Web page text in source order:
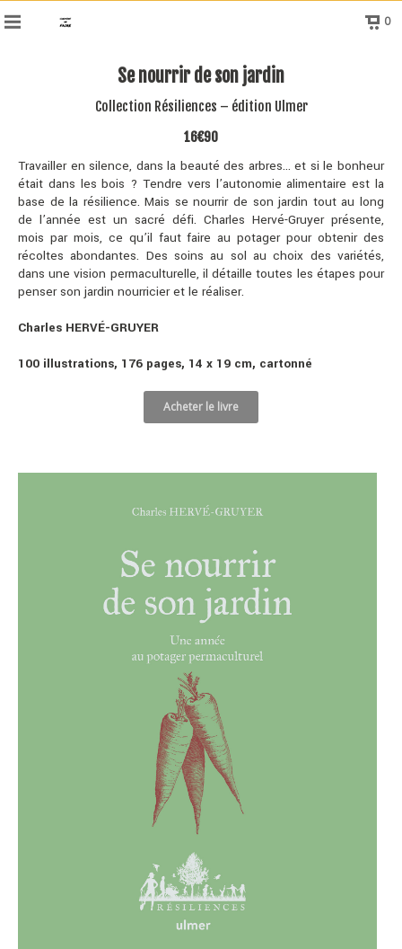
0
Se nourrir de son jardin
Collection Résiliences – édition Ulmer
16€90
Travailler en silence, dans la beauté des arbres… et si le bonheur
était dans les bois ? Tendre vers l’autonomie alimentaire est la
base de la résilience. Mais se nourrir de son jardin tout au long
de l’année est un sacré défi. Charles Hervé-Gruyer présente,
mois par mois, ce qu’il faut faire au potager pour obtenir des
récoltes abondantes. Des soins au sol au choix des variétés,
dans une vision permaculturelle, il détaille toutes les étapes pour
penser son jardin nourricier et le réaliser.
Charles HERVÉ-GRUYER
100 illustrations, 176 pages, 14 x 19 cm, cartonné
Acheter le livre